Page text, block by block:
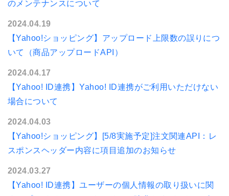
のメンテナンスについて
2024.04.19
【Yahoo!ショッピング】アップロード上限数の誤りにつ
いて（商品アップロードAPI）
2024.04.17
【Yahoo! ID連携】Yahoo! ID連携がご利用いただけない
場合について
2024.04.03
【Yahoo!ショッピング】[5/8実施予定]注文関連API：レ
スポンスヘッダー内容に項目追加のお知らせ
2024.03.27
【Yahoo! ID連携】ユーザーの個人情報の取り扱いに関